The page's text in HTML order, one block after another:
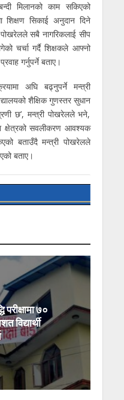
मिलानको काम सकिएको
शिक्षण सिकाई अनुदान दिने
सबै नागरिकलाई सीप
चर्चा गर्दै शिक्षकले आफ्नो
गर्नुपर्ने बताए।
अघि बढ्नुपर्ने मन्त्री
शैक्षिक गुणस्तर सुधान
छ’, मन्त्री पोखरेलले भने,
क्षेत्रको सवलीकरण आवश्यक
बताउँदै मन्त्री पोखरेलले
बताए।
परीक्षामा ७०
विद्यार्थी